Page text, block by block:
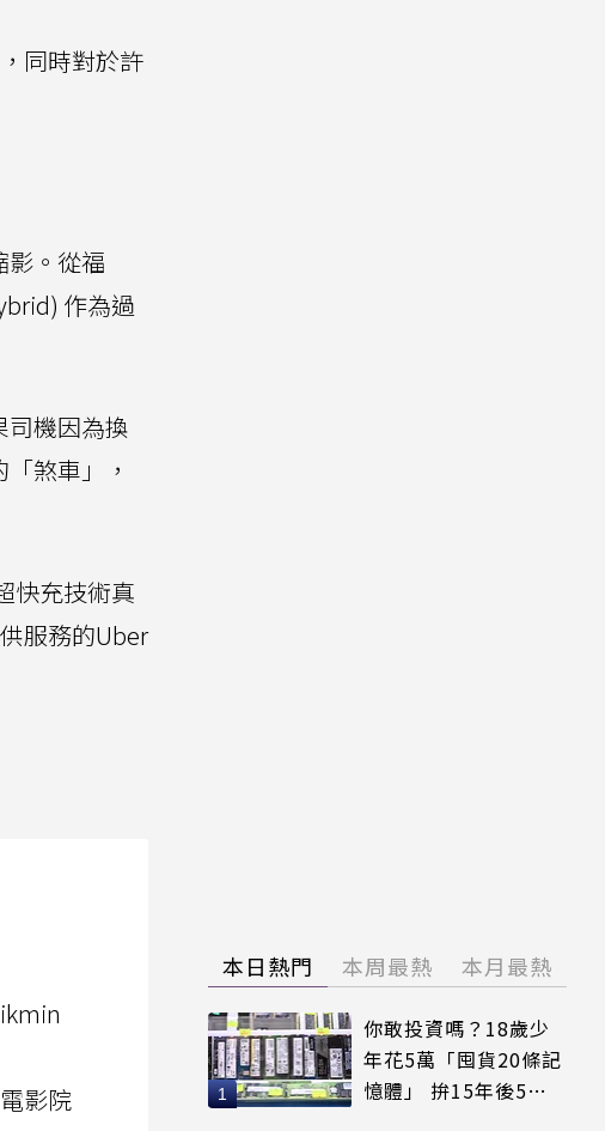
同時對於許
影。從福
作為過
機因為換
煞車」，
快充技術真
服務的Uber
影院
本日熱門 本周最熱 本月最熱
你敢投資嗎？18歲少
年花5萬「囤貨20條記
憶體」 拚15年後5倍